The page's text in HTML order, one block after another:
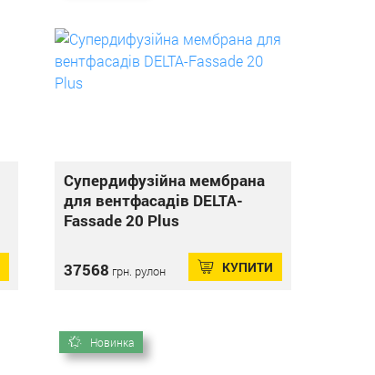
Супердифузійна мембрана
для вентфасадів DELTA-
Fassade 20 Plus
37568 грн. рулон КУПИТИ
Новинка